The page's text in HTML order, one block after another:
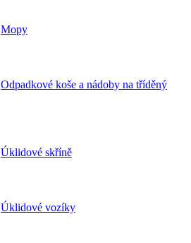
Mopy
Odpadkové koše a nádoby na tříděný
Úklidové skříně
Úklidové vozíky